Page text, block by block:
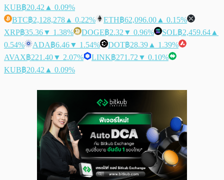
KUB฿20.42 ▲ 0.09%
BTC฿2,128,278 ▲ 0.22% ETH฿62,096.00 ▲ 0.15%
XRP฿35.36▼ 1.38% DOGE฿2.32 ▼ 0.96% SOL฿2,459.64 ▲
0.54%
ADA฿6.46▼ 1.54% DOT฿28.39 ▲ 1.39%
AVAX฿221.40▼ 2.07% LINK฿271.72 ▼ 0.10%
KUB฿20.42 ▲ 0.09%